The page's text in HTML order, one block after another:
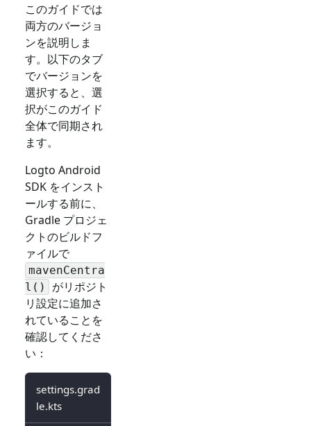
このガイドでは
両方のバージョ
ンを説明しま
す。以下のタブ
でバージョンを
選択すると、選
択がこのガイド
全体で同期され
ます。
Logto Android
SDK をインスト
ールする前に、
Gradle プロジェ
クトのビルドフ
ァイルで
mavenCentra
l()
がリポジト
リ設定に追加さ
れていることを
確認してくださ
い：
settings.grad
le.kts